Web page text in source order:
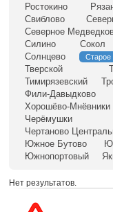
Ростокино
Свиблово
Северное
Силино
Сокол
Солнцево
Тверской
Тимирязевский
Фили-Давыдково
Хорошёво-Мнёвники
Черёмушки
Чертаново
Южное Бутово
Южнопортовый
Нет результатов.